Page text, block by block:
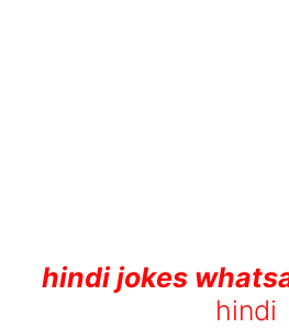
hindi jokes
hindi